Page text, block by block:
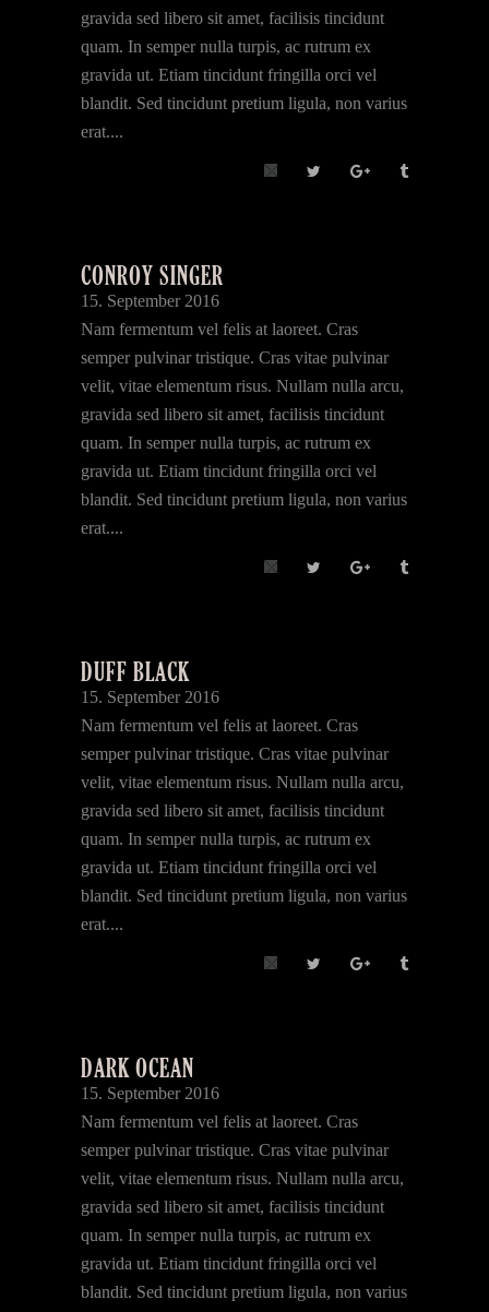
gravida sed libero sit amet, facilisis tincidunt
quam. In semper nulla turpis, ac rutrum ex
gravida ut. Etiam tincidunt fringilla orci vel
blandit. Sed tincidunt pretium ligula, non varius
erat....
CONROY SINGER
15. September 2016
Nam fermentum vel felis at laoreet. Cras
semper pulvinar tristique. Cras vitae pulvinar
velit, vitae elementum risus. Nullam nulla arcu,
gravida sed libero sit amet, facilisis tincidunt
quam. In semper nulla turpis, ac rutrum ex
gravida ut. Etiam tincidunt fringilla orci vel
blandit. Sed tincidunt pretium ligula, non varius
erat....
DUFF BLACK
15. September 2016
Nam fermentum vel felis at laoreet. Cras
semper pulvinar tristique. Cras vitae pulvinar
velit, vitae elementum risus. Nullam nulla arcu,
gravida sed libero sit amet, facilisis tincidunt
quam. In semper nulla turpis, ac rutrum ex
gravida ut. Etiam tincidunt fringilla orci vel
blandit. Sed tincidunt pretium ligula, non varius
erat....
DARK OCEAN
15. September 2016
Nam fermentum vel felis at laoreet. Cras
semper pulvinar tristique. Cras vitae pulvinar
velit, vitae elementum risus. Nullam nulla arcu,
gravida sed libero sit amet, facilisis tincidunt
quam. In semper nulla turpis, ac rutrum ex
gravida ut. Etiam tincidunt fringilla orci vel
blandit. Sed tincidunt pretium ligula, non varius